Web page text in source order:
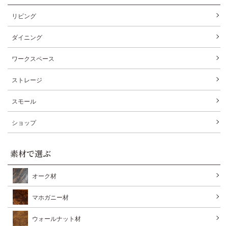
リビング
ダイニング
ワークスペース
ストレージ
スモール
ショップ
素材で選ぶ
オーク材
マホガニー材
ウォールナット材